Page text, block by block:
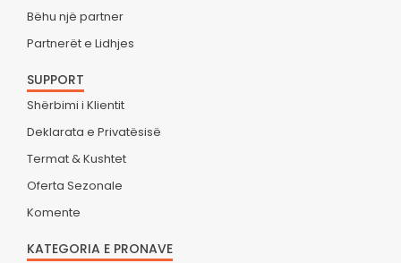
Bëhu një partner
Partnerët e Lidhjes
SUPPORT
Shërbimi i Klientit
Deklarata e Privatësisë
Termat & Kushtet
Oferta Sezonale
Komente
KATEGORIA E PRONAVE